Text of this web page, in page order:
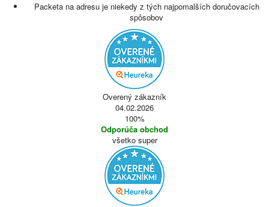
Packeta na adresu je niekedy z tých najpomalších doručovacích
spôsobov
Overený zákazník
04.02.2026
100%
Odporúča obchod
všetko super